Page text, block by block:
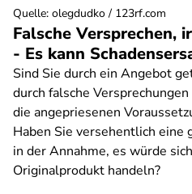
Falsche Versprechen,
- Es kann
Sind Sie durch ein Angebot
durch falsche
die angepriesenen
Haben Sie versehentlich eine
in der Annahme, es würde
Originalprodukt handeln?
Quelle: olegdudko / 123rf.com